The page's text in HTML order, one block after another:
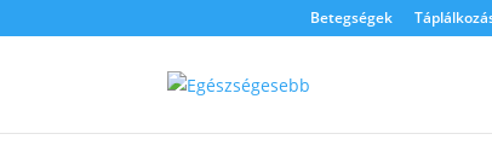
Betegségek